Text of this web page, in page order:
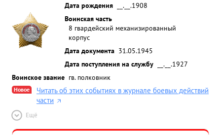
Дата рождения
__.__.1908
Воинская часть
8 гвардейский механизированный
корпус
Дата документа 31.05.1945
Дата поступления на службу
__.__.1927
Воинское звание гв. полковник
Новое
Читать об этих событиях в журнале боевых действий
части
Ещё